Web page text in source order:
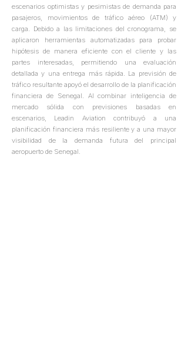
escenarios optimistas y pesimistas de demanda para
pasajeros, movimientos de tráfico aéreo (ATM) y
carga. Debido a las limitaciones del cronograma, se
aplicaron herramientas automatizadas para probar
hipótesis de manera eficiente con el cliente y las
partes interesadas, permitiendo una evaluación
detallada y una entrega más rápida. La previsión de
tráfico resultante apoyó el desarrollo de la planificación
financiera de Senegal. Al combinar inteligencia de
mercado sólida con previsiones basadas en
escenarios, Leadin Aviation contribuyó a una
planificación financiera más resiliente y a una mayor
visibilidad de la demanda futura del principal
aeropuerto de Senegal.